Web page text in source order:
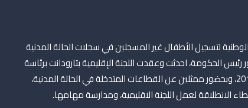
بتاريخ 04 شتنبر 2017حول الحملة الوطنية لتسجيل الأطفال غير المسجلين في سجلات الحالة المدنية
بتاريخ 18 دجنبر 2017 لتفعيل منشور رئيس الحكومة، احدثت وعقدت اللجنة الإقليمية بتارودانت برئاسة
الكاتب العام للإقليم أولى اجتماعاتها يوم الأربعاء 27 دجنبر 2017، وبحضور ممثلين عن القطاعات المتدخلة في الحالة المدنية،
الانطلاقة لعمل اللجنة الاقليمية، ومدارسة مهامها.